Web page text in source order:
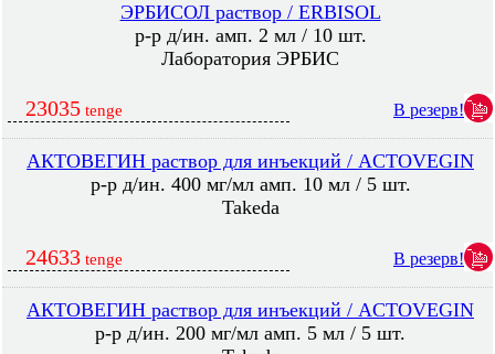
ЭРБИСОЛ раствор / ERBISOL
р-р д/ин. амп. 2 мл / 10 шт.
Лаборатория ЭРБИС
23035 tenge В резерв!
АКТОВЕГИН раствор для инъекций / ACTOVEGIN
р-р д/ин. 400 мг/мл амп. 10 мл / 5 шт.
Takeda
24633 tenge В резерв!
АКТОВЕГИН раствор для инъекций / ACTOVEGIN
р-р д/ин. 200 мг/мл амп. 5 мл / 5 шт.